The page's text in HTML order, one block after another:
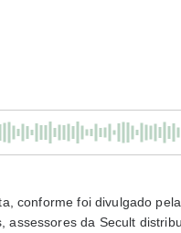
conforme foi divulgado
da Secult